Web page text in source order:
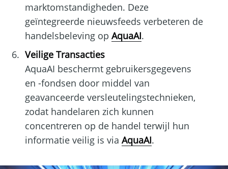
marktomstandigheden. Deze
geïntegreerde nieuwsfeeds verbeteren de
handelsbeleving op AquaAI.
Veilige Transacties
AquaAI beschermt gebruikersgegevens
en -fondsen door middel van
geavanceerde versleutelingstechnieken,
zodat handelaren zich kunnen
concentreren op de handel terwijl hun
informatie veilig is via AquaAI.